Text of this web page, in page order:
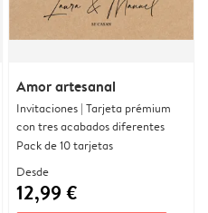
Amor artesanal
Invitaciones | Tarjeta prémium
con tres acabados diferentes
Pack de 10 tarjetas
Desde
12,99 €